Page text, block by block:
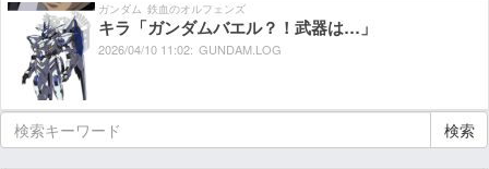
ガンダム 鉄血のオルフェンズ
キラ「ガンダムバエル？！武器は…」
2026/04/10 11:02: GUNDAM.LOG
検索